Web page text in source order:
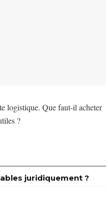
logistique. Que faut-il acheter
?
juridiquement ?